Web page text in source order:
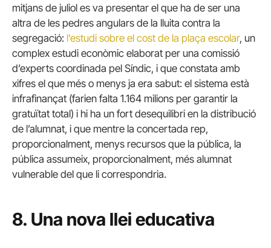
mitjans de juliol es va presentar el que ha de ser una
altra de les pedres angulars de la lluita contra la
segregació: l’estudi sobre el cost de la plaça escolar, un
complex estudi econòmic elaborat per una comissió
d’experts coordinada pel Síndic, i que constata amb
xifres el que més o menys ja era sabut: el sistema està
infrafinançat (farien falta 1.164 milions per garantir la
gratuïtat total) i hi ha un fort desequilibri en la distribució
de l’alumnat, i que mentre la concertada rep,
proporcionalment, menys recursos que la pública, la
pública assumeix, proporcionalment, més alumnat
vulnerable del que li correspondria.
8. Una nova llei educativa